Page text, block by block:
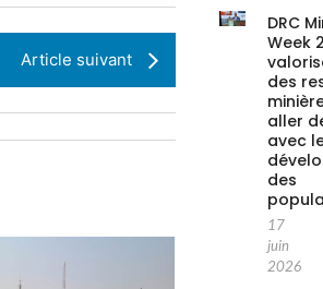
Article suivant
DRC
Week
des
aller
avec
des
17
juin
2026